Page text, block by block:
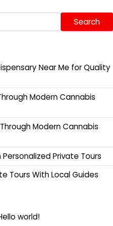
Search
Near Me for Quality
Modern Cannabis
Modern Cannabis
Private Tours
Tours With Local Guides
world!